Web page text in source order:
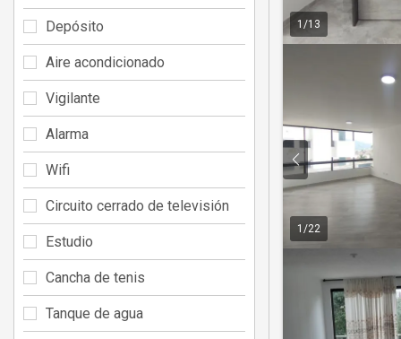
1 /13
1 /22
Depósito
Aire acondicionado
Vigilante
Alarma
Wifi
Circuito cerrado de televisión
Estudio
Cancha de tenis
Tanque de agua